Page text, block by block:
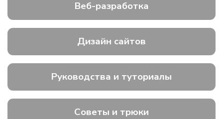
Веб-разработка
Дизайн сайтов
Руководства и туториалы
Советы и трюки